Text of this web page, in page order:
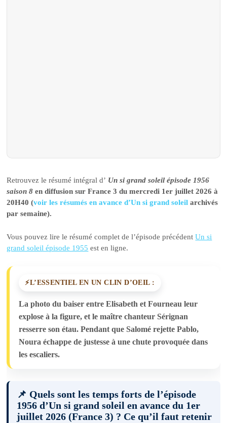
Retrouvez le résumé intégral d’ Un si grand soleil épisode 1956
saison 8 en diffusion sur France 3 du mercredi 1er juillet 2026 à
20H40 (voir les résumés en avance d’Un si grand soleil archivés
par semaine).
Vous pouvez lire le résumé complet de l’épisode précédentUn si
grand soleil épisode 1955 est en ligne.
L’ESSENTIEL EN UN CLIN D’OEIL :
La photo du baiser entre Elisabeth et Fourneau leur
explose à la figure, et le maître chanteur Sérignan
resserre son étau. Pendant que Salomé rejette Pablo,
Noura échappe de justesse à une chute provoquée dans
les escaliers.
📌 Quels sont les temps forts de l’épisode
1956 d’Un si grand soleil en avance du 1er
juillet 2026 (France 3) ? Ce qu’il faut retenir